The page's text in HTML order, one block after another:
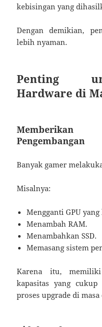
kebisingan yang
Dengan demikian,
lebih nyaman.
Penting
Hardware di
Pengembangan
Banyak gamer
Misalnya:
Mengganti GPU
Menambah RAM.
Menambahkan SSD.
Memasang sistem
Karena itu,
kapasitas yang cukup
proses upgrade di masa